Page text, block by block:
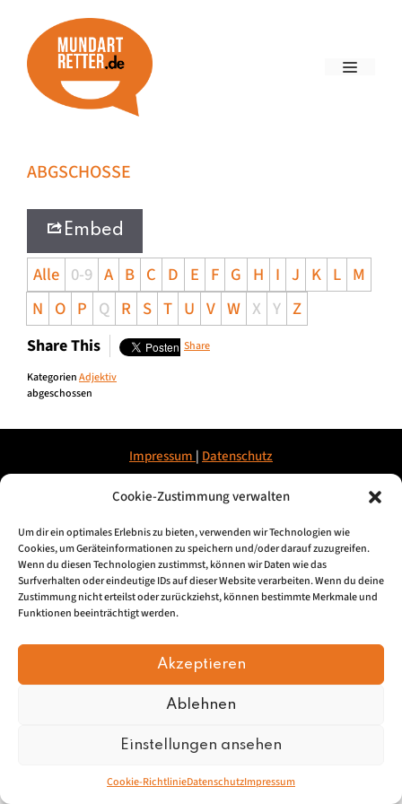
Cookie-Zustimmung verwalten
Um dir ein optimales Erlebnis zu bieten, verwenden wir Technologien wie
Cookies, um Geräteinformationen zu speichern und/oder darauf zuzugreifen.
Wenn du diesen Technologien zustimmst, können wir Daten wie das
Surfverhalten oder eindeutige IDs auf dieser Website verarbeiten. Wenn du deine
Zustimmung nicht erteilst oder zurückziehst, können bestimmte Merkmale und
Funktionen beeinträchtigt werden.
Akzeptieren
Ablehnen
Einstellungen ansehen
Cookie-RichtlinieDatenschutzImpressum
ABGSCHOSSE
Embed
Alle 0-9 A B C D E F G H I J K L M
N O P Q R S T U V W X Y Z
Share This Share
KategorienAdjektiv
abgeschossen
Impressum | Datenschutz
© 2026, Mundartretter.de